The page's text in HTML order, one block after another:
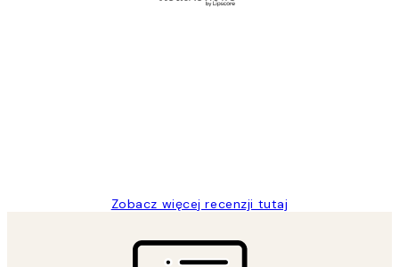
Zobacz więcej recenzji tutaj